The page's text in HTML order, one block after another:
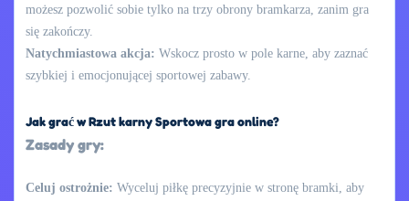
możesz pozwolić sobie tylko na trzy obrony bramkarza, zanim gra
się zakończy.
Natychmiastowa akcja: Wskocz prosto w pole karne, aby zaznać
szybkiej i emocjonującej sportowej zabawy.
Jak grać w Rzut karny Sportowa gra online?
Zasady gry:
Celuj ostrożnie: Wyceluj piłkę precyzyjnie w stronę bramki, aby